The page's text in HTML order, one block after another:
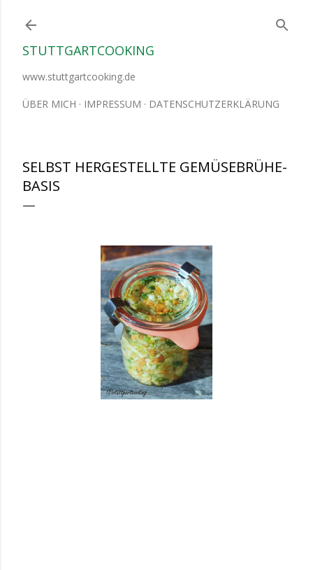
STUTTGARTCOOKING
www.stuttgartcooking.de
ÜBER MICH IMPRESSUM DATENSCHUTZERKLÄRUNG
SELBST HERGESTELLTE GEMÜSEBRÜHE-
BASIS